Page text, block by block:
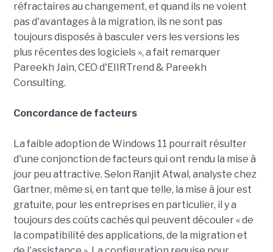
réfractaires au changement, et quand ils ne voient
pas d'avantages à la migration, ils ne sont pas
toujours disposés à basculer vers les versions les
plus récentes des logiciels », a fait remarquer
Pareekh Jain, CEO d'EIIRTrend & Pareekh
Consulting.
Concordance de facteurs
La faible adoption de Windows 11 pourrait résulter
d'une conjonction de facteurs qui ont rendu la mise à
jour peu attractive. Selon Ranjit Atwal, analyste chez
Gartner, même si, en tant que telle, la mise à jour est
gratuite, pour les entreprises en particulier, il y a
toujours des coûts cachés qui peuvent découler « de
la compatibilité des applications, de la migration et